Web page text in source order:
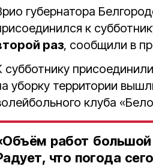
губернатора
к
раз, сообщили в
субботнику
уборку территории
клуба
работ
что погода